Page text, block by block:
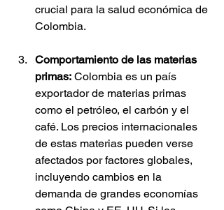
crucial para la salud económica de
Colombia.
Comportamiento de las materias
primas: Colombia es un país
exportador de materias primas
como el petróleo, el carbón y el
café. Los precios internacionales
de estas materias pueden verse
afectados por factores globales,
incluyendo cambios en la
demanda de grandes economías